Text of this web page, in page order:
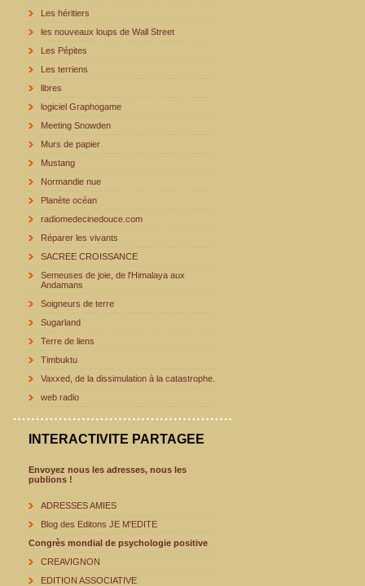
Les héritiers
les nouveaux loups de Wall Street
Les Pépites
Les terriens
libres
logiciel Graphogame
Meeting Snowden
Murs de papier
Mustang
Normandie nue
Planète océan
radiomedecinedouce.com
Réparer les vivants
SACREE CROISSANCE
Semeuses de joie, de l'Himalaya aux
Andamans
Soigneurs de terre
Sugarland
Terre de liens
Timbuktu
Vaxxed, de la dissimulation à la catastrophe.
web radio
INTERACTIVITE PARTAGEE
Envoyez nous les adresses, nous les
publions !
ADRESSES AMIES
Blog des Editons JE M'EDITE
Congrès mondial de psychologie positive
CREAVIGNON
EDITION ASSOCIATIVE